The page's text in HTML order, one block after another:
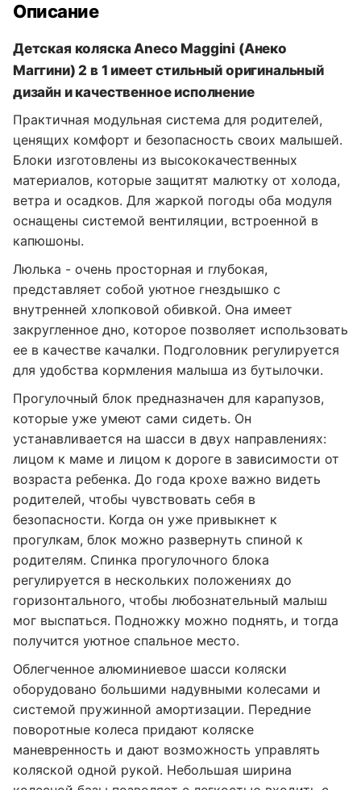
Описание
Детская коляска Aneco Maggini (Анеко
Маггини) 2 в 1 имеет стильный оригинальный
дизайн и качественное исполнение
Практичная модульная система для родителей,
ценящих комфорт и безопасность своих малышей.
Блоки изготовлены из высококачественных
материалов, которые защитят малютку от холода,
ветра и осадков. Для жаркой погоды оба модуля
оснащены системой вентиляции, встроенной в
капюшоны.
Люлька - очень просторная и глубокая,
представляет собой уютное гнездышко с
внутренней хлопковой обивкой. Она имеет
закругленное дно, которое позволяет использовать
ее в качестве качалки. Подголовник регулируется
для удобства кормления малыша из бутылочки.
Прогулочный блок предназначен для карапузов,
которые уже умеют сами сидеть. Он
устанавливается на шасси в двух направлениях:
лицом к маме и лицом к дороге в зависимости от
возраста ребенка. До года крохе важно видеть
родителей, чтобы чувствовать себя в
безопасности. Когда он уже привыкнет к
прогулкам, блок можно развернуть спиной к
родителям. Спинка прогулочного блока
регулируется в нескольких положениях до
горизонтального, чтобы любознательный малыш
мог выспаться. Подножку можно поднять, и тогда
получится уютное спальное место.
Облегченное алюминиевое шасси коляски
оборудовано большими надувными колесами и
системой пружинной амортизации. Передние
поворотные колеса придают коляске
маневренность и дают возможность управлять
коляской одной рукой. Небольшая ширина